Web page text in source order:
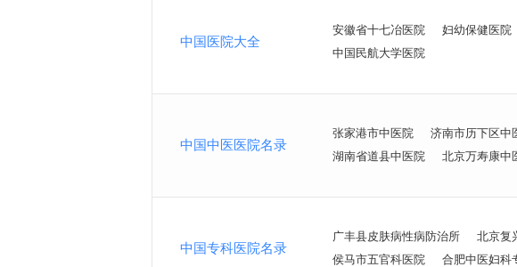
中国医院大全
安徽省十七冶医院 妇幼保健医院
中国民航大学医院
中国中医医院名录
张家港市中医院 济南市历下区中
湖南省道县中医院
北京万寿康中
中国专科医院名录
广丰县皮肤病性病防治所
北京复
侯马市五官科医院
合肥中医妇科